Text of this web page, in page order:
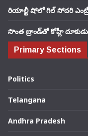
రియాల్టీ షోలో గిల్ సోదరి
సొంత బ్రాండ్‌తో కోహ్లీ దూకుడు
Primary Sections
Politics
Telangana
Andhra Pradesh